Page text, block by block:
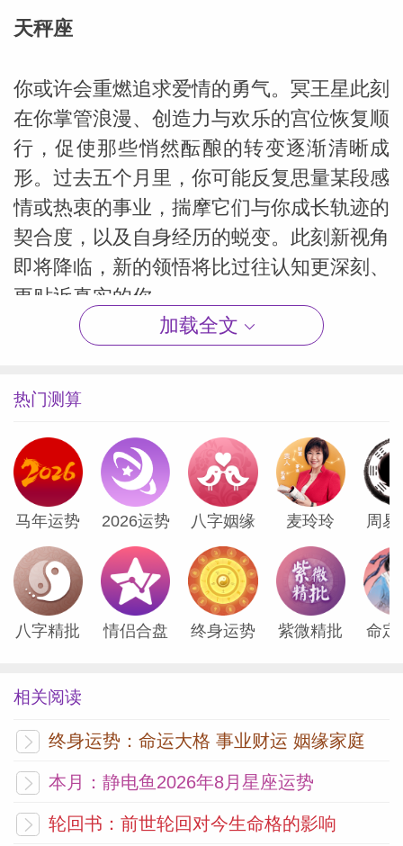
天秤座
你或许会重燃追求爱情的勇气。冥王星此刻
在你掌管浪漫、创造力与欢乐的宫位恢复顺
行，促使那些悄然酝酿的转变逐渐清晰成
形。过去五个月里，你可能反复思量某段感
情或热衷的事业，揣摩它们与你成长轨迹的
契合度，以及自身经历的蜕变。此刻新视角
即将降临，新的领悟将比过往认知更深刻、
更贴近真实的你。
点并付诸行动的时机。冥王星正穿越你命盘
中的家庭宫，邀请你将沉淀的思考转化为行
动。这可能涉及搬迁、家庭关系调整，或空
间共享模式的深刻变革。本质上，这个阶段
关乎由内而外地蜕变为更强大的自己，并构
建支撑人生新篇章的生活基石。
前所未有的清晰与锋芒。历经五个月审视自
我表达方式与真实情感的契合度后，此刻正
写作计划的良机。思维模式的转变已然发
加载全文
热门测算
马年运势 2026运势 八字姻缘 麦玲玲 周易
八字精批 情侣合盘 终身运势 紫微精批 命定
相关阅读
终身运势：命运大格 事业财运 姻缘家庭
本月：静电鱼2026年8月星座运势
轮回书：前世轮回对今生命格的影响